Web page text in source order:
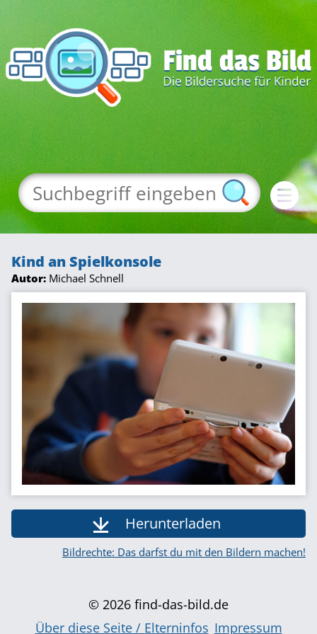
Kind an Spielkonsole
Autor: Michael Schnell
Herunterladen
Bildrechte: Das darfst du mit den Bildern machen!
© 2026 find-das-bild.de
Über diese Seite / Elterninfos Impressum